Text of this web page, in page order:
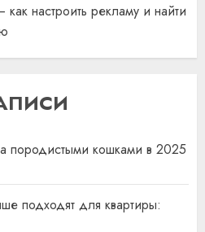
настроить рекламу и найти
породистыми кошками в 2025
подходят для квартиры: